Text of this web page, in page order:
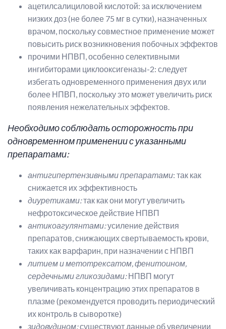
ацетилсалициловой кислотой: за исключением
низких доз (не более 75 мг в сутки), назначенных
врачом, поскольку совместное применение может
повысить риск возникновения побочных эффектов
прочими НПВП, особенно селективными
ингибиторами циклооксигеназы-2: следует
избегать одновременного применения двух или
более НПВП, поскольку это может увеличить риск
появления нежелательных эффектов.
Необходимо соблюдать осторожность при
одновременном применении с указанными
препаратами:
антигипертензивными препаратами: так как
снижается их эффективность
диуретиками:так как они могут увеличить
нефротоксическое действие НПВП
антикоагулянтами:усиление действия
препаратов, снижающих свертываемость крови,
таких как варфарин, при назначении с НПВП
литием и метотрексатом, фенитоином,
сердечными гликозидами:НПВП могут
увеличивать концентрацию этих препаратов в
плазме (рекомендуется проводить периодический
их контроль в сыворотке)
зидовудином:существуют данные об увеличении